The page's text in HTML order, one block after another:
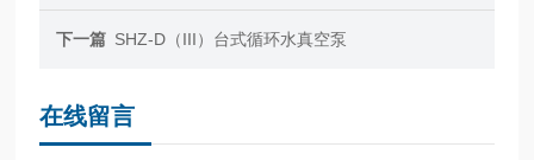
下一篇 SHZ-D（III）台式循环水真空泵
在线留言